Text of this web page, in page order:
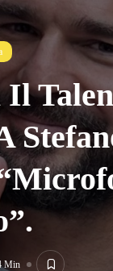
De Fès...
Il
Min